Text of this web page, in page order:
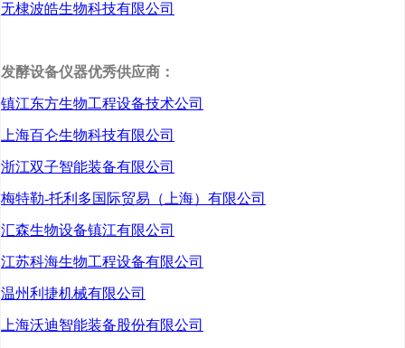
无棣波皓生物科技有限公司
发酵设备仪器优秀供应商：
镇江东方生物工程设备技术公司
上海百仑生物科技有限公司
浙江双子智能装备有限公司
梅特勒-托利多国际贸易（上海）有限公司
汇森生物设备镇江有限公司
江苏科海生物工程设备有限公司
温州利捷机械有限公司
上海沃迪智能装备股份有限公司